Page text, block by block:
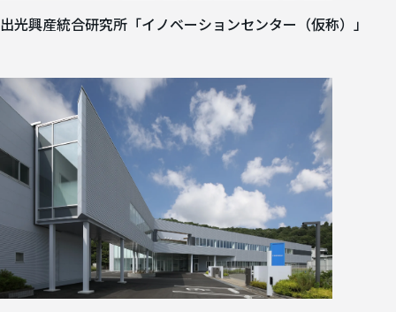
出光興産統合研究所「イノベーションセンター（仮称）」